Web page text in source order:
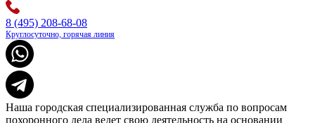
8 (495) 208-68-08
Круглосуточно, горячая линия
Наша городская специализированная служба по вопросам
похоронного дела ведет свою деятельность на основании